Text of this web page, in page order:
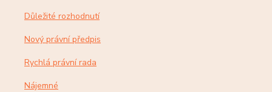
Důležité rozhodnutí
Nový právní předpis
Rychlá právní rada
Nájemné